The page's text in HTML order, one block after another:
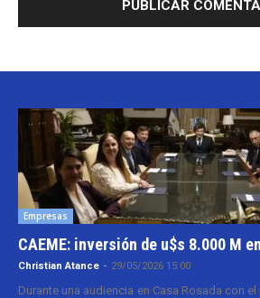
Empresas
CAEME: inversión de u$s 8.000 M
Christian Atance - 29/05/2026 15:00
Durante una audiencia en Casa Rosada con